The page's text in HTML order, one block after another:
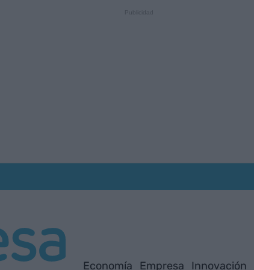
Economía Empresa Innovación